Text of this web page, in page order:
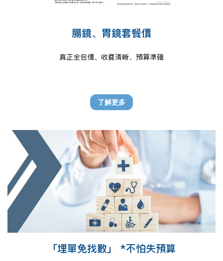
腸鏡、胃鏡套餐價
真正全包價、收費清晰、預算準確
了解更多
「埋單免找數」 *不怕失預算​